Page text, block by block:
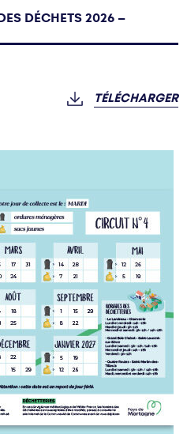
DÉCHETS 2026 –
TÉLÉCHARGER